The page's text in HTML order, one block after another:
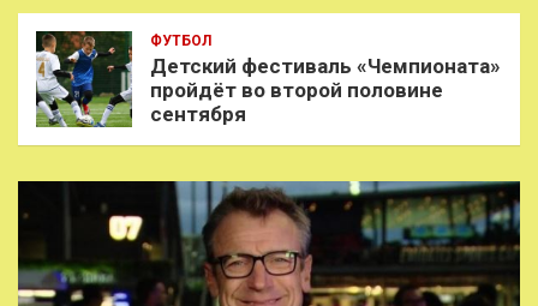
ФУТБОЛ
Детский фестиваль «Чемпионата»
пройдёт во второй половине
сентября